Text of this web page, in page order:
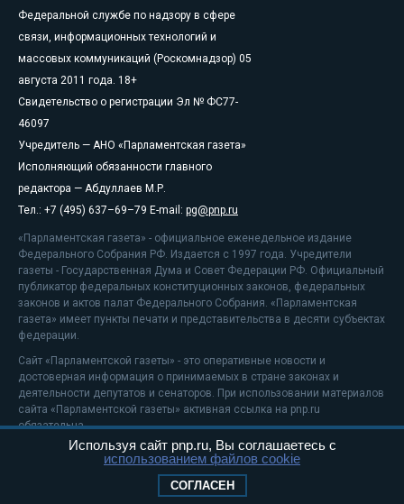
Федеральной службе по надзору в сфере
связи, информационных технологий и
массовых коммуникаций (Роскомнадзор) 05
августа 2011 года. 18+
Свидетельство о регистрации Эл № ФС77-
46097
Учредитель — АНО «Парламентская газета»
Исполняющий обязанности главного
редактора — Абдуллаев М.Р.
Тел.: +7 (495) 637–69–79 E-mail: pg@pnp.ru
«Парламентская газета» - официальное еженедельное издание
Федерального Собрания РФ. Издается с 1997 года. Учредители
газеты - Государственная Дума и Совет Федерации РФ. Официальный
публикатор федеральных конституционных законов, федеральных
законов и актов палат Федерального Собрания. «Парламентская
газета» имеет пункты печати и представительства в десяти субъектах
федерации.
Сайт «Парламентской газеты» - это оперативные новости и
достоверная информация о принимаемых в стране законах и
деятельности депутатов и сенаторов. При использовании материалов
сайта «Парламентской газеты» активная ссылка на pnp.ru
обязательна.
На информационном ресурсе применяютсярекомендательные
Положение о защите персональных данных
Используя сайт pnp.ru, Вы соглашаетесь с
использованием файлов cookie
СОГЛАСЕН